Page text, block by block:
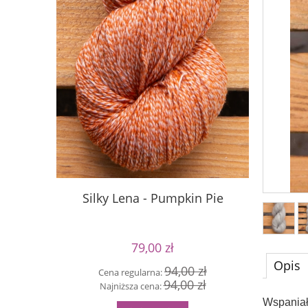
Silky Lena - Pumpkin Pie
79,00 zł
Cena regularna:94,00 zł
Najniższa cena:94,00 zł
Silky
Opis